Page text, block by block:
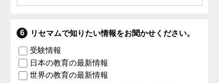
リセマムで知りたい情報をお聞かせください。
受験情報
日本の教育の最新情報
世界の教育の最新情報